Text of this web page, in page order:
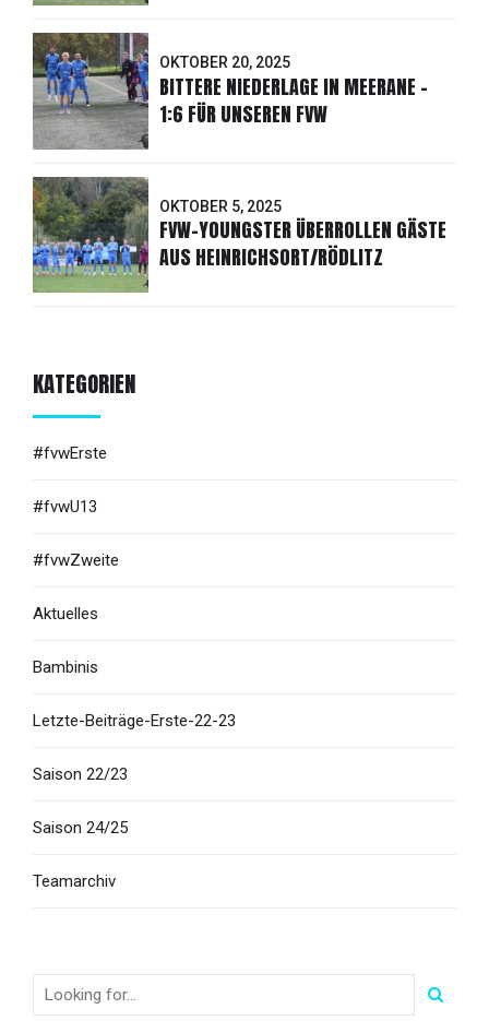
OKTOBER 20, 2025
BITTERE NIEDERLAGE IN MEERANE -
1:6 FÜR UNSEREN FVW
OKTOBER 5, 2025
FVW-YOUNGSTER ÜBERROLLEN GÄSTE
AUS HEINRICHSORT/RÖDLITZ
KATEGORIEN
#fvwErste
#fvwU13
#fvwZweite
Aktuelles
Bambinis
Letzte-Beiträge-Erste-22-23
Saison 22/23
Saison 24/25
Teamarchiv